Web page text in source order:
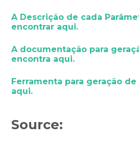
A Descrição de cada
encontrar aqui.
A documentação para
encontra aqui.
Ferramenta para geração
aqui.
Source: